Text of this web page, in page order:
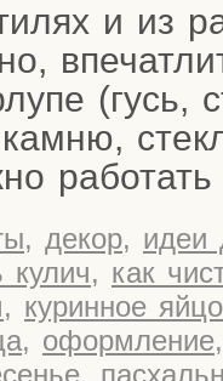
и из
(гусь,
кам­ню,
, декор, идеи
кулич, как
, куринное яйцо
, оформление
,